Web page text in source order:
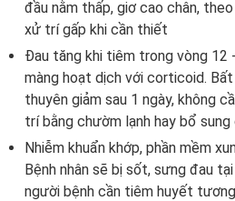
đầu nằm thấp, giơ cao chân,
xử trí gấp khi cần thiết
Đau tăng khi tiêm trong vòng 12
màng hoạt dịch với corticoid.
thuyên giảm sau 1 ngày, không
trí bằng chườm lạnh hay bổ sung
Nhiễm khuẩn khớp, phần mềm
Bệnh nhân sẽ bị sốt, sưng đau
người bệnh cần tiêm huyết